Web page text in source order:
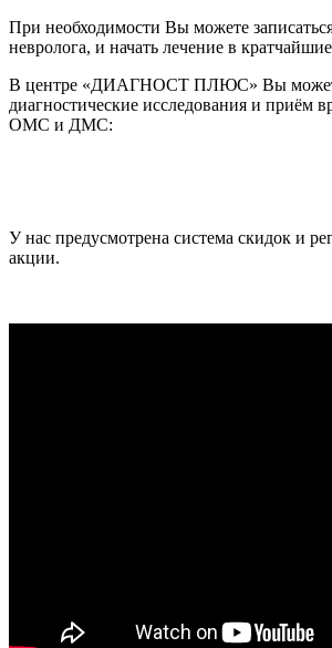
При необходимости Вы можете
невролога, и начать лечение в
В центре «ДИАГНОСТ ПЛЮС» Вы
диагностические исследования и приём
ОМС и ДМС:
У нас предусмотрена система скидок и
акции.